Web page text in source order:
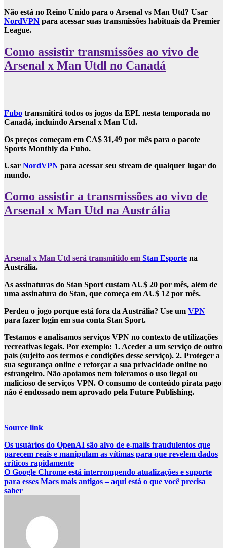
Não está no Reino Unido para o Arsenal vs Man Utd? Usar
NordVPN para acessar suas transmissões habituais da Premier
League.
Como assistir transmissões ao vivo de
Arsenal x Man Utdl no Canadá
Fubo transmitirá todos os jogos da EPL nesta temporada no
Canadá, incluindo Arsenal x Man Utd.
Os preços começam em CA$ 31,49 por mês para o pacote
Sports Monthly da Fubo.
Usar NordVPN para acessar seu stream de qualquer lugar do
mundo.
Como assistir a transmissões ao vivo de
Arsenal x Man Utd na Austrália
Arsenal x Man Utd será transmitido em Stan Esporte na
Austrália.
As assinaturas do Stan Sport custam AU$ 20 por mês, além de
uma assinatura do Stan, que começa em AU$ 12 por mês.
Perdeu o jogo porque está fora da Austrália? Use um VPN
para fazer login em sua conta Stan Sport.
Testamos e analisamos serviços VPN no contexto de utilizações
recreativas legais. Por exemplo: 1. Aceder a um serviço de outro
país (sujeito aos termos e condições desse serviço). 2. Proteger a
sua segurança online e reforçar a sua privacidade online no
estrangeiro. Não apoiamos nem toleramos o uso ilegal ou
malicioso de serviços VPN. O consumo de conteúdo pirata pago
não é endossado nem aprovado pela Future Publishing.
Source link
Post
navigation
Os usuários do OpenAI são alvo de e-mails fraudulentos que
parecem reais e manipulam as vítimas para que revelem dados
críticos rapidamente
O Google Chrome está interrompendo atualizações e suporte
para esses Macs mais antigos – aqui está o que você precisa
saber